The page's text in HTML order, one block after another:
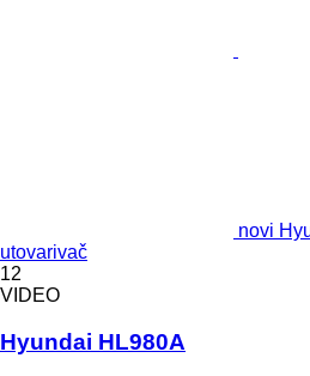
novi
utovarivač
12
VIDEO
Hyundai HL980A